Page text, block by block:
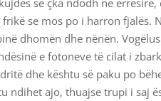
se çka ndodh në
se mos po i harron fjalës.
dhomën dhe nënën.
e fotoneve të cilat i
dhe kështu së paku po
ndihet ajo, thuajse trupi i saj